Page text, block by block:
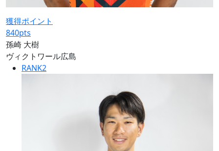
獲得ポイント
840pts
孫崎 大樹
ヴィクトワール広島
RANK2